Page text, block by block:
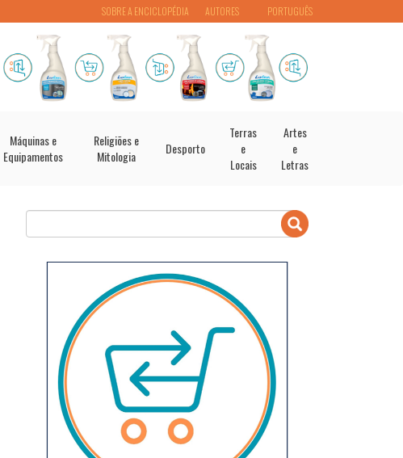
PORTUGUÊS
SOBRE A ENCICLOPÉDIA AUTORES
Máquinas e
Equipamentos
Religiões e
Mitologia
Desporto
Terras
e
Locais
Artes
e
Letras